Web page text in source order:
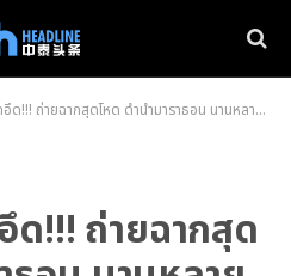
!!! ถ่ายฉากสุดโหด ดำน้ำมาราธอน นานหลายชั่วโมง
ด!!! ถ่ายฉากสุด